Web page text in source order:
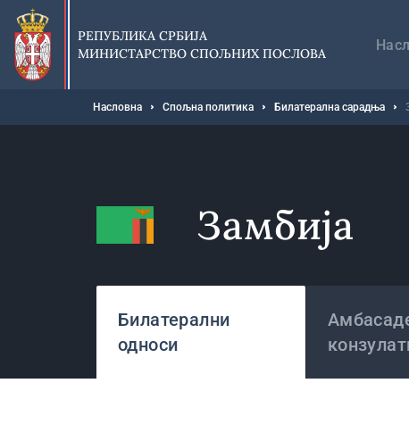
Прескочи
главни
део
садржаја
РЕПУБЛИКА СРБИЈА
МИНИСТАРСТВО СПОЉНИХ ПОСЛОВА
Мрвице
Насловна Спољна политика Билатерална сарадња
Замбија
Билатерални
односи